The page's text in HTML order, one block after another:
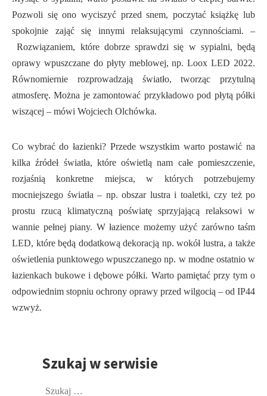
Pozwoli się ono wyciszyć przed snem, poczytać książkę lub
spokojnie zająć się innymi relaksującymi czynnościami. –
Rozwiązaniem, które dobrze sprawdzi się w sypialni, będą
oprawy wpuszczane do płyty meblowej, np. Loox LED 2022.
Równomiernie rozprowadzają światło, tworząc przytulną
atmosferę. Można je zamontować przykładowo pod płytą półki
wiszącej – mówi Wojciech Olchówka.
Co wybrać do łazienki? Przede wszystkim warto postawić na
kilka źródeł światła, które oświetlą nam całe pomieszczenie,
rozjaśnią konkretne miejsca, w których potrzebujemy
mocniejszego światła – np. obszar lustra i toaletki, czy też po
prostu rzucą klimatyczną poświatę sprzyjającą relaksowi w
wannie pełnej piany. W łazience możemy użyć zarówno taśm
LED, które będą dodatkową dekoracją np. wokół lustra, a także
oświetlenia punktowego wpuszczanego np. w modne ostatnio w
łazienkach bukowe i dębowe półki. Warto pamiętać przy tym o
odpowiednim stopniu ochrony oprawy przed wilgocią – od IP44
wzwyż.
PrzejdźSzukaj w serwisie
Szukaj: